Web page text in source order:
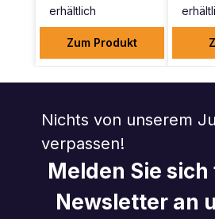
erhältlich
Zum Produkt
Nichts von unserem
verpassen!
Melden Sie
Newsletter an